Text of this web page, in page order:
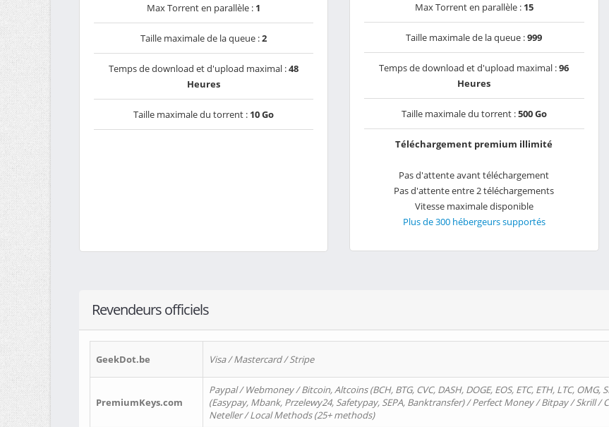
Max Torrent en parallèle : 1
Taille maximale de la queue :2
Temps de download et d'upload maximal :48
Heures
Taille maximale du torrent : 10 Go
Max Torrent en parallèle : 15
Taille maximale de la queue :999
Temps de download et d'upload maximal :96
Heures
Taille maximale du torrent :500 Go
Téléchargement premium illimité
Pas d'attente avant téléchargement
Pas d'attente entre 2 téléchargements
Vitesse maximale disponible
Plus de 300 hébergeurs supportés
Revendeurs officiels
GeekDot.be Visa / Mastercard / Stripe
PremiumKeys.com
Paypal / Webmoney / Bitcoin, Altcoins (BCH, BTG, CVC, DASH, DOGE, EOS, ETC, ETH, LTC, OMG,
(Easypay, Mbank, Przelewy24, Safetypay, SEPA, Banktransfer) / Perfect Money / Bitpay / Skrill /
Neteller / Local Methods (25+ methods)